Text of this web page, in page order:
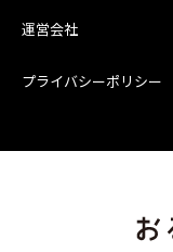
運営会社
プライバシーポリシー